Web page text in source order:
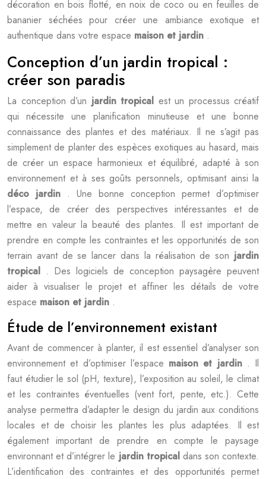
décoration en bois flotté, en noix de coco ou en feuilles de
bananier séchées pour créer une ambiance exotique et
authentique dans votre espace maison et jardin .
Conception d’un jardin tropical :
créer son paradis
La conception d’un jardin tropical est un processus créatif
qui nécessite une planification minutieuse et une bonne
connaissance des plantes et des matériaux. Il ne s’agit pas
simplement de planter des espèces exotiques au hasard, mais
de créer un espace harmonieux et équilibré, adapté à son
environnement et à ses goûts personnels, optimisant ainsi la
déco jardin . Une bonne conception permet d’optimiser
l’espace, de créer des perspectives intéressantes et de
mettre en valeur la beauté des plantes. Il est important de
prendre en compte les contraintes et les opportunités de son
terrain avant de se lancer dans la réalisation de son jardin
tropical . Des logiciels de conception paysagère peuvent
aider à visualiser le projet et affiner les détails de votre
espace maison et jardin .
Étude de l’environnement existant
Avant de commencer à planter, il est essentiel d’analyser son
environnement et d’optimiser l’espace maison et jardin . Il
faut étudier le sol (pH, texture), l’exposition au soleil, le climat
et les contraintes éventuelles (vent fort, pente, etc.). Cette
analyse permettra d’adapter le design du jardin aux conditions
locales et de choisir les plantes les plus adaptées. Il est
également important de prendre en compte le paysage
environnant et d’intégrer le jardin tropical dans son contexte.
L’identification des contraintes et des opportunités permet